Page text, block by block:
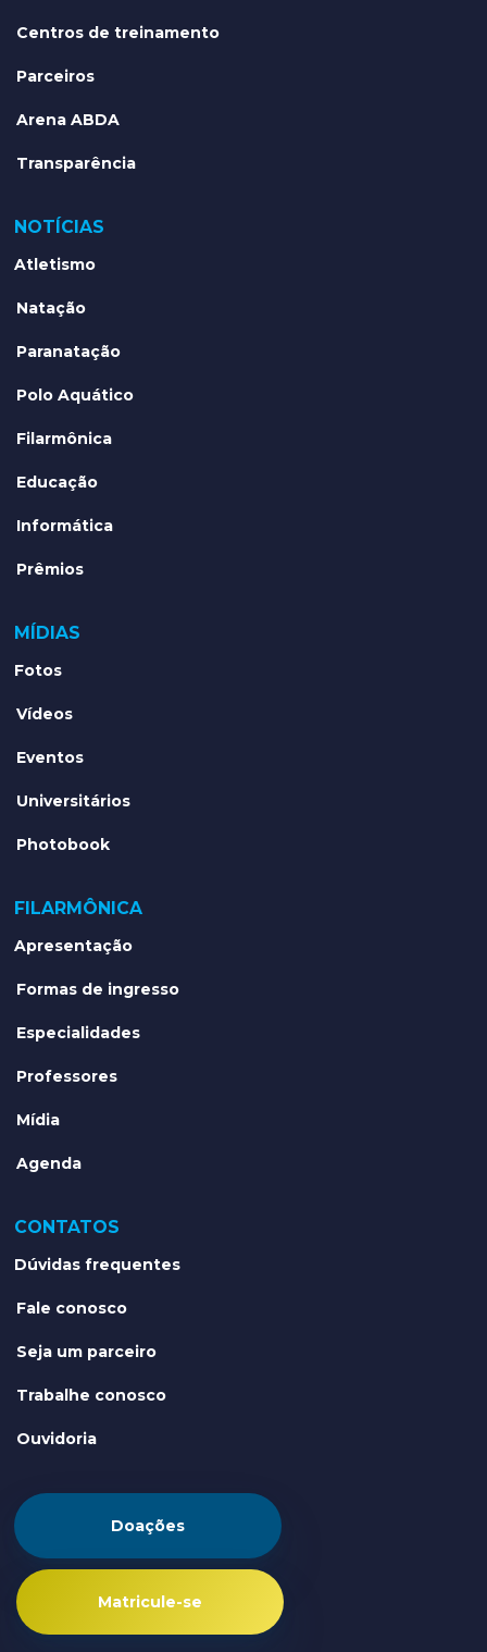
Centros de treinamento
Parceiros
Arena ABDA
Transparência
NOTÍCIAS
Atletismo
Natação
Paranatação
Polo Aquático
Filarmônica
Educação
Informática
Prêmios
MÍDIAS
Fotos
Vídeos
Eventos
Universitários
Photobook
FILARMÔNICA
Apresentação
Formas de ingresso
Especialidades
Professores
Mídia
Agenda
CONTATOS
Dúvidas frequentes
Fale conosco
Seja um parceiro
Trabalhe conosco
Ouvidoria
Doações
Matricule-se